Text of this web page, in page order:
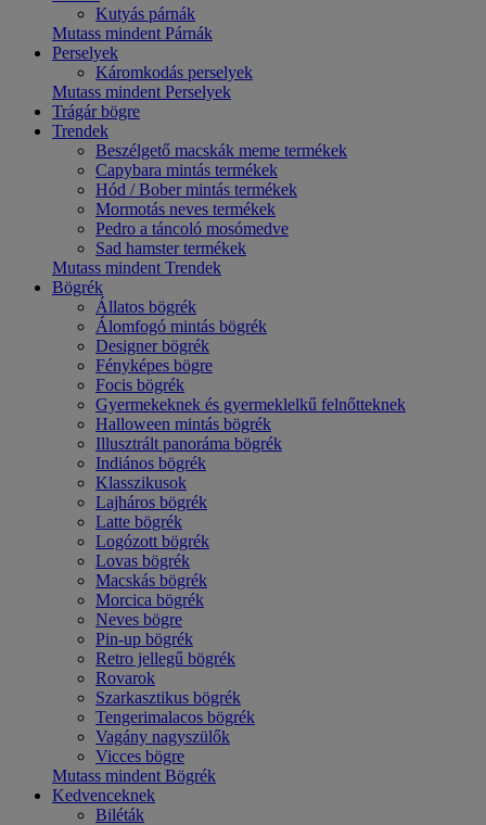
Kutyás párnák
Mutass mindent Párnák
Perselyek
Káromkodás perselyek
Mutass mindent Perselyek
Trágár bögre
Trendek
Beszélgető macskák meme termékek
Capybara mintás termékek
Hód / Bober mintás termékek
Mormotás neves termékek
Pedro a táncoló mosómedve
Sad hamster termékek
Mutass mindent Trendek
Bögrék
Állatos bögrék
Álomfogó mintás bögrék
Designer bögrék
Fényképes bögre
Focis bögrék
Gyermekeknek és gyermeklelkű felnőtteknek
Halloween mintás bögrék
Illusztrált panoráma bögrék
Indiános bögrék
Klasszikusok
Lajháros bögrék
Latte bögrék
Logózott bögrék
Lovas bögrék
Macskás bögrék
Morcica bögrék
Neves bögre
Pin-up bögrék
Retro jellegű bögrék
Rovarok
Szarkasztikus bögrék
Tengerimalacos bögrék
Vagány nagyszülők
Vicces bögre
Mutass mindent Bögrék
Kedvenceknek
Biléták